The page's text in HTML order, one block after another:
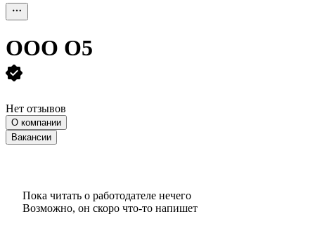
ООО О5
Нет отзывов
О компании
Вакансии
Пока читать о работодателе нечего
Возможно, он скоро что‑то напишет